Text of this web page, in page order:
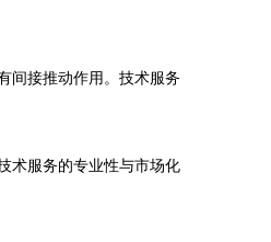
间接推动作用。技术服务
术服务的专业性与市场化